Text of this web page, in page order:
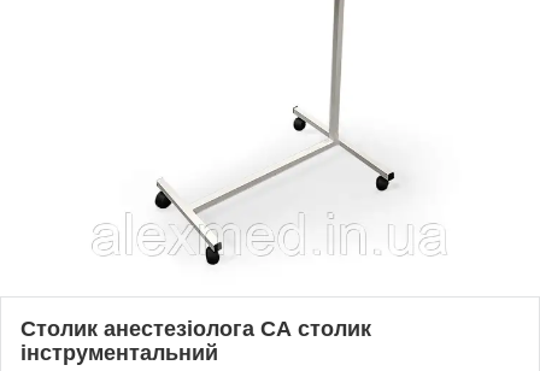
Столик анестезіолога СА столик
інструментальний